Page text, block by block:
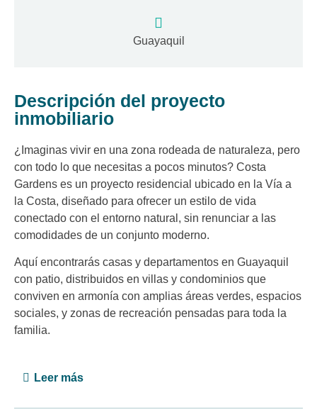
Guayaquil
Descripción del proyecto
inmobiliario
¿Imaginas vivir en una zona rodeada de naturaleza, pero
con todo lo que necesitas a pocos minutos? Costa
Gardens es un proyecto residencial ubicado en la Vía a
la Costa, diseñado para ofrecer un estilo de vida
conectado con el entorno natural, sin renunciar a las
comodidades de un conjunto moderno.
Aquí encontrarás casas y departamentos en Guayaquil
con patio, distribuidos en villas y condominios que
conviven en armonía con amplias áreas verdes, espacios
sociales, y zonas de recreación pensadas para toda la
familia.
Leer más